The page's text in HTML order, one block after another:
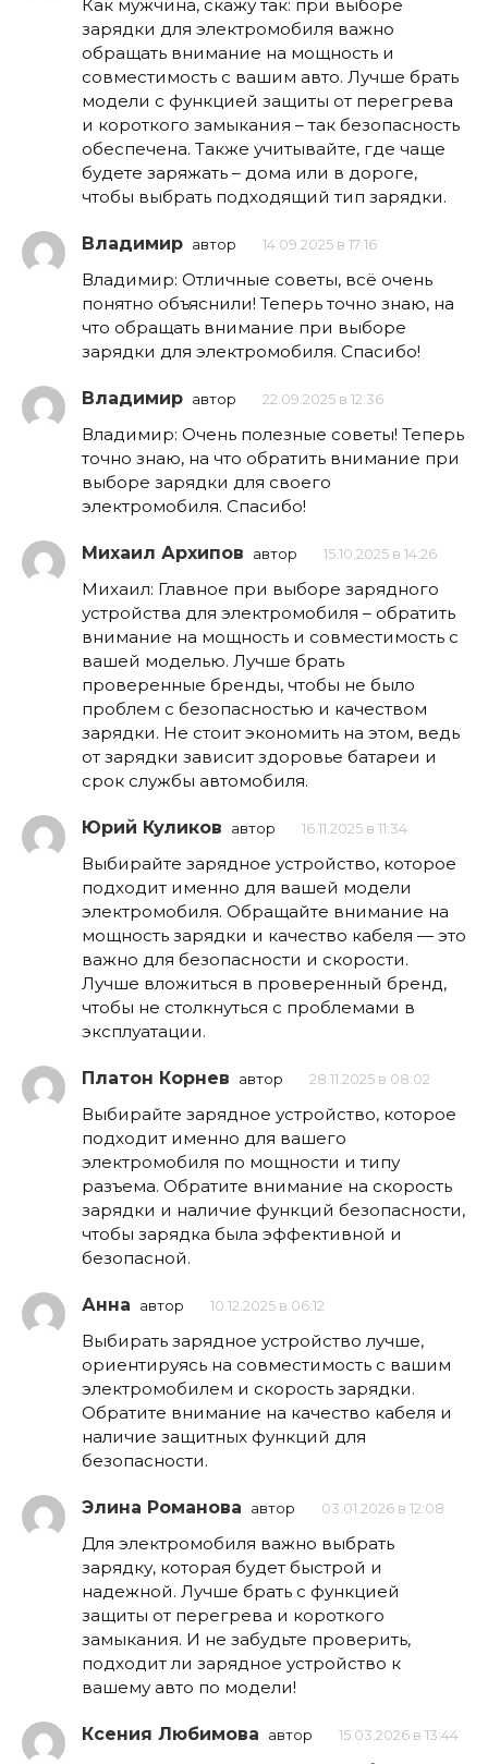
Как мужчина, скажу так: при выборе
зарядки для электромобиля важно
обращать внимание на мощность и
совместимость с вашим авто. Лучше брать
модели с функцией защиты от перегрева
и короткого замыкания – так безопасность
обеспечена. Также учитывайте, где чаще
будете заряжать – дома или в дороге,
чтобы выбрать подходящий тип зарядки.
Владимир автор 14.09.2025 в 17:16
Владимир: Отличные советы, всё очень
понятно объяснили! Теперь точно знаю, на
что обращать внимание при выборе
зарядки для электромобиля. Спасибо!
Владимир автор 22.09.2025 в 12:36
Владимир: Очень полезные советы! Теперь
точно знаю, на что обратить внимание при
выборе зарядки для своего
электромобиля. Спасибо!
Михаил Архипов автор 15.10.2025 в 14:26
Михаил: Главное при выборе зарядного
устройства для электромобиля – обратить
внимание на мощность и совместимость с
вашей моделью. Лучше брать
проверенные бренды, чтобы не было
проблем с безопасностью и качеством
зарядки. Не стоит экономить на этом, ведь
от зарядки зависит здоровье батареи и
срок службы автомобиля.
Юрий Куликов автор 16.11.2025 в 11:34
Выбирайте зарядное устройство, которое
подходит именно для вашей модели
электромобиля. Обращайте внимание на
мощность зарядки и качество кабеля — это
важно для безопасности и скорости.
Лучше вложиться в проверенный бренд,
чтобы не столкнуться с проблемами в
эксплуатации.
Платон Корнев автор 28.11.2025 в 08:02
Выбирайте зарядное устройство, которое
подходит именно для вашего
электромобиля по мощности и типу
разъема. Обратите внимание на скорость
зарядки и наличие функций безопасности,
чтобы зарядка была эффективной и
безопасной.
Анна автор 10.12.2025 в 06:12
Выбирать зарядное устройство лучше,
ориентируясь на совместимость с вашим
электромобилем и скорость зарядки.
Обратите внимание на качество кабеля и
наличие защитных функций для
безопасности.
Элина Романова автор 03.01.2026 в 12:08
Для электромобиля важно выбрать
зарядку, которая будет быстрой и
надежной. Лучше брать с функцией
защиты от перегрева и короткого
замыкания. И не забудьте проверить,
подходит ли зарядное устройство к
вашему авто по модели!
Ксения Любимова автор 15.03.2026 в 13:44